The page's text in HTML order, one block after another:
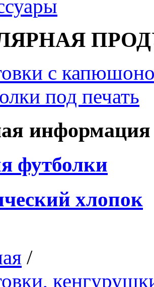
с
под печать
информация
футболки
хлопок
/